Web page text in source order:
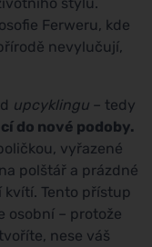
Ferweru, kde
nevylučují,
upcyklingu – tedy
do nové podoby.
vyřazené
polštář a prázdné
kvítí. Tento přístup
osobní – protože
nese váš